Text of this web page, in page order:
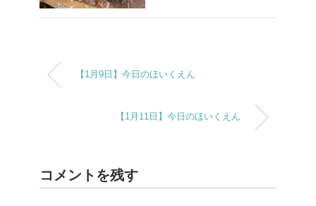
【1月9日】今日のほいくえん
【1月11日】今日のほいくえん
コメントを残す